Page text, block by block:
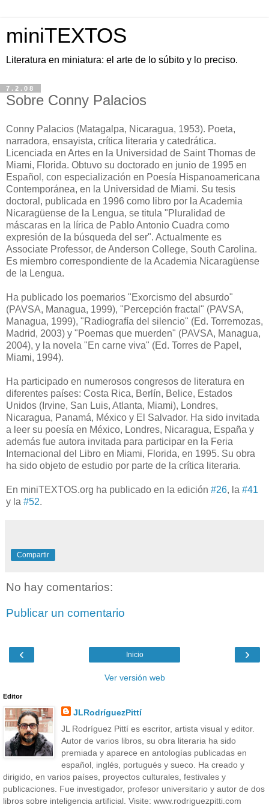
miniTEXTOS
Literatura en miniatura: el arte de lo súbito y lo preciso.
7.2.08
Sobre Conny Palacios
Conny Palacios (Matagalpa, Nicaragua, 1953). Poeta,
narradora, ensayista, crítica literaria y catedrática.
Licenciada en Artes en la Universidad de Saint Thomas de
Miami, Florida. Obtuvo su doctorado en junio de 1995 en
Español, con especialización en Poesía Hispanoamericana
Contemporánea, en la Universidad de Miami. Su tesis
doctoral, publicada en 1996 como libro por la Academia
Nicaragüense de la Lengua, se titula "Pluralidad de
máscaras en la lírica de Pablo Antonio Cuadra como
expresión de la búsqueda del ser". Actualmente es
Associate Professor, de Anderson College, South Carolina.
Es miembro correspondiente de la Academia Nicaragüense
de la Lengua.
Ha publicado los poemarios "Exorcismo del absurdo"
(PAVSA, Managua, 1999), "Percepción fractal" (PAVSA,
Managua, 1999), "Radiografía del silencio" (Ed. Torremozas,
Madrid, 2003) y "Poemas que muerden" (PAVSA, Managua,
2004), y la novela "En carne viva" (Ed. Torres de Papel,
Miami, 1994).
Ha participado en numerosos congresos de literatura en
diferentes países: Costa Rica, Berlín, Belice, Estados
Unidos (Irvine, San Luis, Atlanta, Miami), Londres,
Nicaragua, Panamá, México y El Salvador. Ha sido invitada
a leer su poesía en México, Londres, Nicaragua, España y
además fue autora invitada para participar en la Feria
Internacional del Libro en Miami, Florida, en 1995. Su obra
ha sido objeto de estudio por parte de la crítica literaria.
En miniTEXTOS.org ha publicado en la edición #26, la #41
y la #52.
Compartir
No hay comentarios:
Publicar un comentario
‹ ›
Inicio
Ver versión web
Editor
JLRodríguezPittí
JL Rodríguez Pittí es escritor, artista visual y editor.
Autor de varios libros, su obra literaria ha sido
premiada y aparece en antologías publicadas en
español, inglés, portugués y sueco. Ha creado y
dirigido, en varios países, proyectos culturales, festivales y
publicaciones. Fue investigador, profesor universitario y autor de dos
libros sobre inteligencia artificial. Visite: www.rodriguezpitti.com